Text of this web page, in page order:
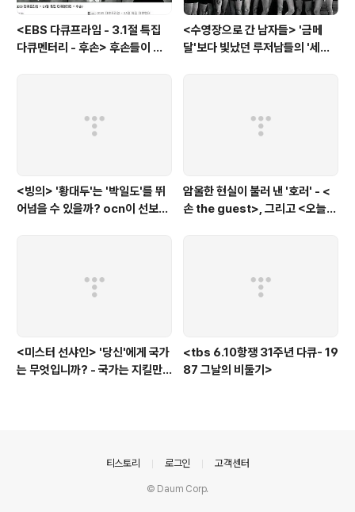
<EBS 다큐프라임 - 3.1절 특집
다큐멘터리 - 후손> 후손들이 말
<수영장으로 간 남자들> '금메
달'보다 빛났던 루저남들의 '세라
<빙의> '황대두'는 '박일도'를 뛰
어넘을 수 있을까? ocn이 선보인
암울한 현실이 불러 낸 '호러' - <
손 the guest>, 그리고 <오늘의
<미스터 선샤인> '당신'에게 국가
는 무엇입니까? - 국가는 지킬만
<tbs 6.10항쟁 31주년 다큐- 19
87 그날의 비둘기>
티스토리 로그인 고객센터
© Daum Corp.